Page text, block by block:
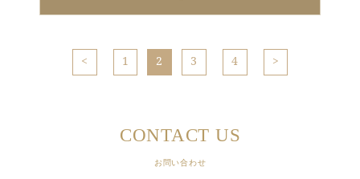
1 2 3 4
CONTACT US
お問い合わせ